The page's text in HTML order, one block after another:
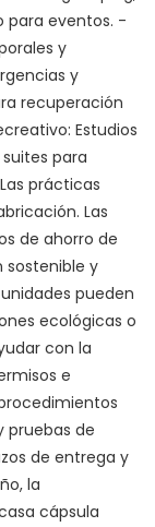
para eventos. -
y
y
recuperación
Estudios
para
prácticas
Las
de ahorro de
sostenible y
pueden
ecológicas o
con la
e
pruebas de
de entrega y
la
cápsula